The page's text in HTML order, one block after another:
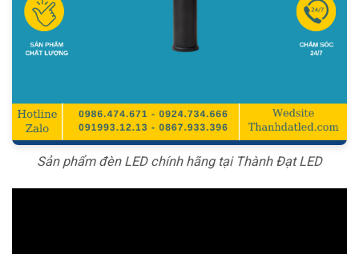
Sản phẩm đèn LED chính hãng tại Thành Đạt LED